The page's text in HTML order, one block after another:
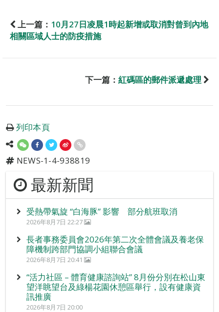
上一篇： 10月27日凌晨1時起新增或取消對曾到內地
相關區域人士的防疫措施
下一篇： 紅碼區的郵件派遞處理
列印本頁
NEWS-1-4-938819
最新新聞
受熱帶氣旋 “白海豚” 影響 部分航班取消
2026年8月7日 22:27
長者事務委員會2026年第二次全體會議及養老保
障機制跨部門協調小組聯合會議
2026年8月7日 20:41
“活力社區 – 體育健康諮詢站” 8月份分別在松山東
望洋眺望台及綠楊花園休憩區舉行，設有健康資
訊推廣
2026年8月7日 20:00